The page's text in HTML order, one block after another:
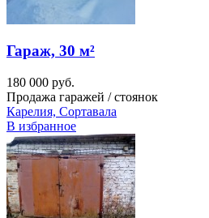
Гараж, 30 м²
180 000 руб.
Продажа гаражей / стоянок
Карелия, Сортавала
В избранное